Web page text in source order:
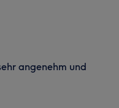
angenehm und